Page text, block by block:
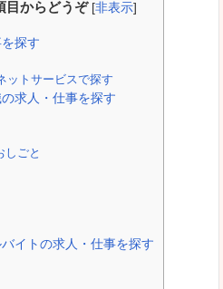
目からどうぞ [非表示]
探す
ットサービスで探す
求人・仕事を探す
しごと
イトの求人・仕事を探す